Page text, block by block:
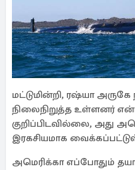
மட்டுமின்றி, ரஷ்யா
நிலைநிறுத்த உள்ளனர்
குறிப்பிடவில்லை, அது
இரகசியமாக
அமெரிக்கா எப்போதும்